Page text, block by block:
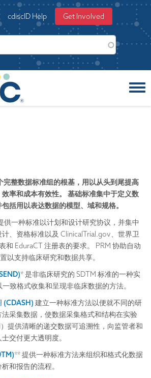
User
account
cdiscID Help Get Involved
完整数据标准组的根基，用以从头到尾提高
率和成本有效性。 基础标准集中于定义数
括用以表达数据的模型、域和规格。
供一种标准以计划和设计研究协议，并集中
、资格标准以及 ClinicalTrial.gov、世界卫
和 EduraCT 注册表的要求。 PRM 协助自动
以支持临床研究和数据共享。
* 是非临床研究的 SDTM 标准的一种实
致格式收集和呈现非临床数据的方法。
(CDASH) 建立一种标准方法以便就不同的研
采集数据，使数据采集格式和结构在实验
提供清晰的递交数据可追溯性，向监管者和
交付更大透明度。
** 提供一种标准方法来组织和格式化数据
和报告的流程。